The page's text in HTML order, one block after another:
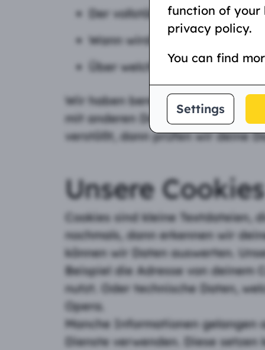
Der vollständige Name
Wann wird der Server
Über welche Internetseite
Wir haben berechtigte
mit anderen Daten aus anderen
verstößt, dann prüfen wir deine
Unsere
Cookies sind kleine
nochmals, dann erkennen wir
können wir Daten auswerten.
Beispiel die Adresse von deinem
nutzt. Oder technische Daten,
Opera.
Manche Informationen gelangen
Dienste verwenden. Diese
function of your
privacy policy.
You can find
Settings